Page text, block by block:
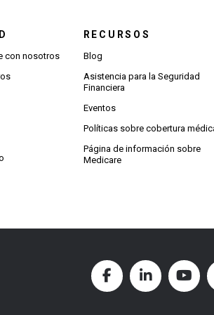
con nosotros
RECURSOS
Blog
Asistencia para la Seguridad
Financiera
Eventos
Políticas sobre cobertura
Página de información sobre
Medicare
FacebookLinkedIn